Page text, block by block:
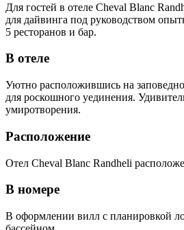
Для гостей в отеле Cheval Blanc
для дайвинга под руководством
5 ресторанов и бар.
В отеле
Уютно расположившись на
для роскошного уединения.
умиротворения.
Расположение
Отел Cheval Blanc Randheli
В номере
В оформлении вилл с планировкой